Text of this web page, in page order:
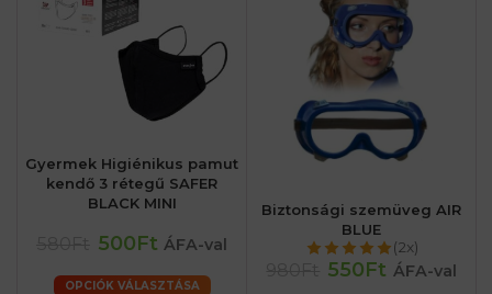
Gyermek Higiénikus pamut
kendő 3 rétegű SAFER
BLACK MINI
500Ft ÁFA-val
OPCIÓK VÁLASZTÁSA
Biztonsági szemüveg AIR
BLUE
(2x)
550Ft ÁFA-val